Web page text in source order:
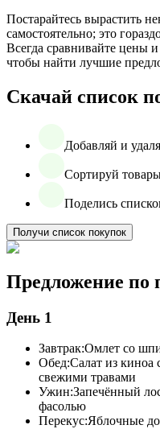
Постарайтесь вырастить
самостоятельно; это
Всегда сравнивайте цены
чтобы найти лучшие
Скачай список
Добавляй и
Сортируй
Поделись
Получи список покупок
Предложение по
День 1
Завтрак:Омлет со
Обед:Салат из киноа
свежими травами
Ужин:Запечённый
фасолью
Перекус:Яблочные